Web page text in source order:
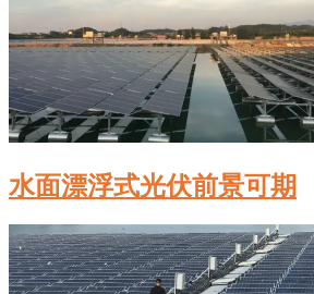
水面漂浮式光伏前景可期